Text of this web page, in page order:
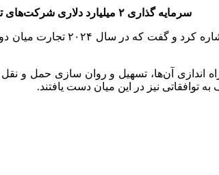
سرمایه گذاری ۲ میلیارد دلاری شرکت‌های ترک در ایران
اندازی آن‌ها، تسهیل و روان سازی حمل و
توافقاتی نیز در این میان دست یافتند.